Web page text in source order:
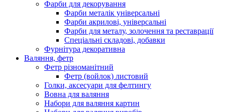
Фарби для декорування
Фарби металік універсальні
Фарби акрилові, універсальні
Фарби для металу, золочення та реставрації
Спеціальні складові, добавки
Фурнітура декоративна
Валяння, фетр
Фетр різноманітний
Фетр (войлок) листовий
Голки, аксесуари для фелтингу
Вовна для валяння
Набори для валяння картин